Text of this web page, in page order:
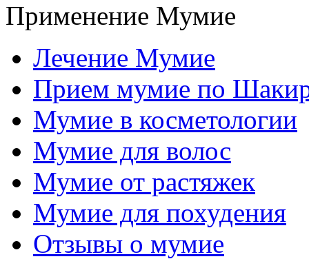
Применение Мумие
Лечение Мумие
Прием мумие по
Мумие в косметологии
Мумие для волос
Мумие от растяжек
Мумие для похудения
Отзывы о мумие